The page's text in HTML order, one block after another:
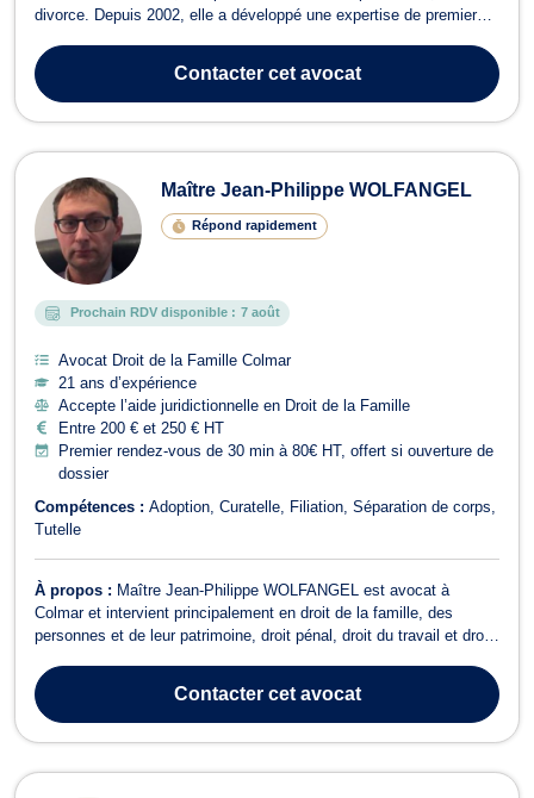
divorce. Depuis 2002, elle a développé une expertise de premier
amiables ou contentieux, à la séparation, au PACS, à la résidenc...
Contactercet avocat
Maître Jean-Philippe WOLFANGEL
Répond rapidement
Prochain RDV disponible : 7 août
Avocat Droit de la Famille Colmar
21 ans d’expérience
Accepte l’aide juridictionnelle en Droit de la Famille
Entre 200 € et 250 € HT
Premier rendez-vous de 30 min à 80€ HT, offert si ouverture de
dossier
Compétences : Adoption Curatelle Filiation Séparation de corps
Tutelle
À propos : Maître Jean-Philippe WOLFANGEL est avocat à
Colmar et intervient principalement en droit de la famille, des
personnes et de leur patrimoine, droit pénal, droit du travail et droit
proximité de la Cour d'Appel. Maître WOLFANGEL a une activité
généraliste et trait... Contactercet avocat